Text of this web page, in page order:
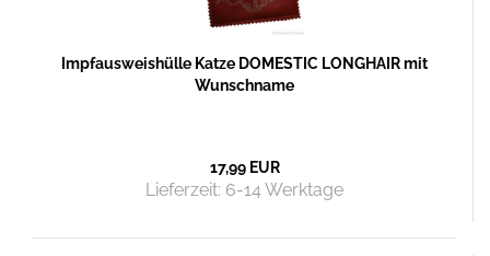
Impfausweishülle Katze DOMESTIC LONGHAIR mit
Wunschname
17,99 EUR
Lieferzeit: 6-14 Werktage